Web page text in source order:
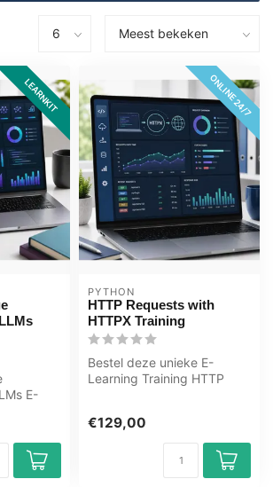
LEARNKIT
E-
ONLINE 24/7
PYTHON
HTTP Requests with
HTTPX Training
Bestel deze unieke E-
Learning Training HTTP
€129,00